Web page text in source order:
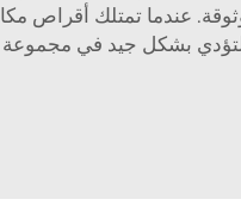
عندما تمتلك أقراص
بشكل جيد في مجموعة